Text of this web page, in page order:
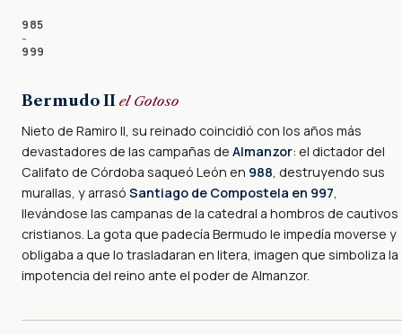
985
–
999
Bermudo II el Gotoso
Nieto de Ramiro II, su reinado coincidió con los años más
devastadores de las campañas de Almanzor: el dictador del
Califato de Córdoba saqueó León en 988, destruyendo sus
murallas, y arrasó Santiago de Compostela en 997,
llevándose las campanas de la catedral a hombros de cautivos
cristianos. La gota que padecía Bermudo le impedía moverse y
obligaba a que lo trasladaran en litera, imagen que simboliza la
impotencia del reino ante el poder de Almanzor.